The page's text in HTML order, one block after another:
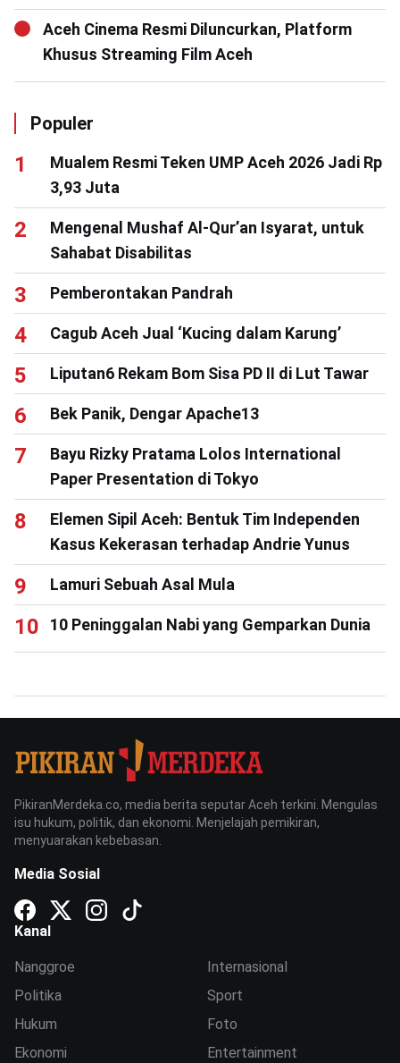
Aceh Cinema Resmi Diluncurkan, Platform
Khusus Streaming Film Aceh
Populer
Mualem Resmi Teken UMP Aceh 2026 Jadi Rp
3,93 Juta
Mengenal Mushaf Al-Qur’an Isyarat, untuk
Sahabat Disabilitas
Pemberontakan Pandrah
Cagub Aceh Jual ‘Kucing dalam Karung’
Liputan6 Rekam Bom Sisa PD II di Lut Tawar
Bek Panik, Dengar Apache13
Bayu Rizky Pratama Lolos International
Paper Presentation di Tokyo
Elemen Sipil Aceh: Bentuk Tim Independen
Kasus Kekerasan terhadap Andrie Yunus
Lamuri Sebuah Asal Mula
10 Peninggalan Nabi yang Gemparkan Dunia
PikiranMerdeka.co, media berita seputar Aceh terkini. Mengulas
isu hukum, politik, dan ekonomi. Menjelajah pemikiran,
menyuarakan kebebasan.
Media Sosial
Kanal
Nanggroe
Politika
Hukum
Ekonomi
Internasional
Sport
Foto
Entertainment